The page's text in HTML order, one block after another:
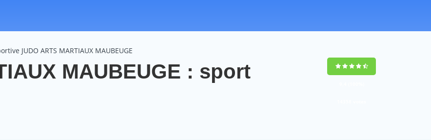
JUDO ARTS MARTIAUX MAUBEUGE
MAUBEUGE : sport